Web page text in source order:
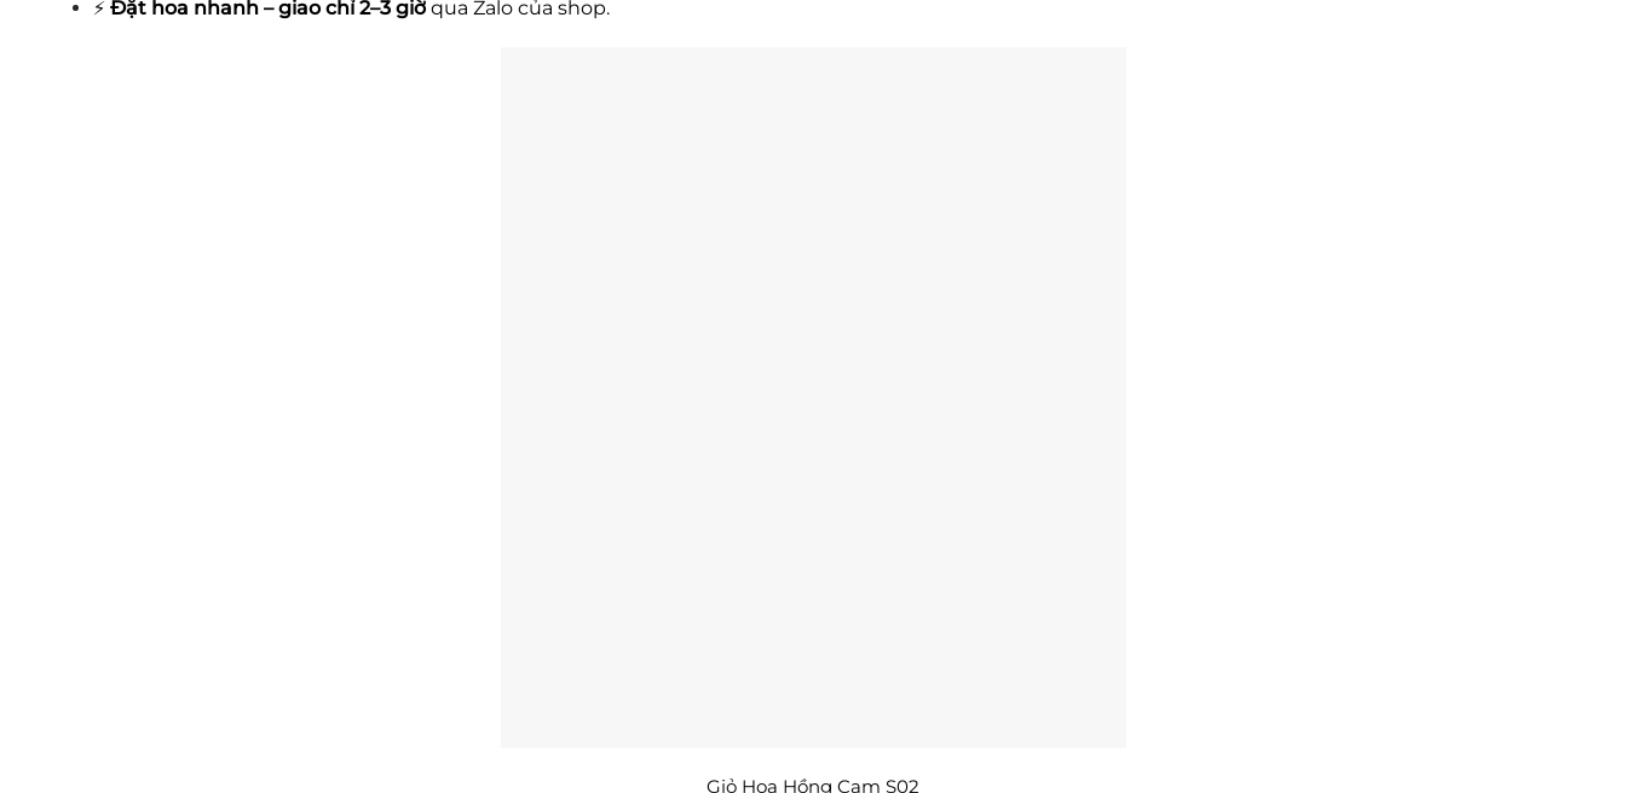
⚡Đặt hoa nhanh – giao chỉ 2–3 giờ qua Zalo của shop.
Giỏ Hoa Hồng Cam S02